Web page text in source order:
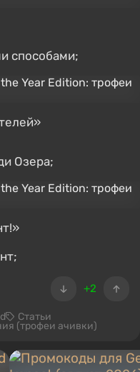
способами;
Озера;
+2
Статьи
(трофеи ачивки)